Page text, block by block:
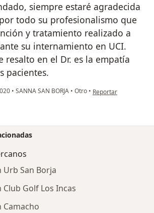
siempre estaré agradecida
todo su profesionalismo que
y tratamiento realizado a
su internamiento en UCI.
resalto en el Dr. es la empatía
pacientes.
• SANNA SAN BORJA • Otro • en opinión del
Reportar
San Borja
Golf Los Incas